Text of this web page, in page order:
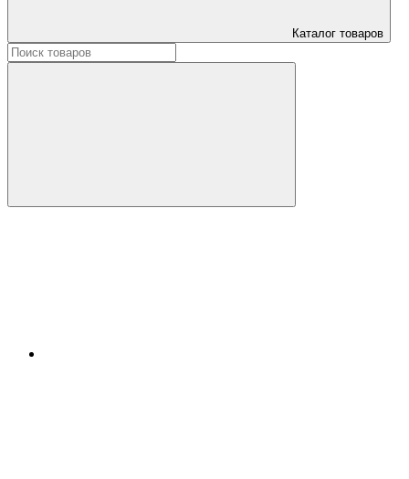
Каталог товаров
Искать: